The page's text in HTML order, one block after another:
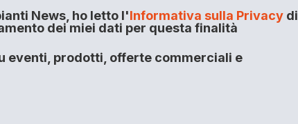
News, ho letto l'Informativa sulla Privacydi
dei miei dati per questa finalità
eventi, prodotti, offerte commerciali e